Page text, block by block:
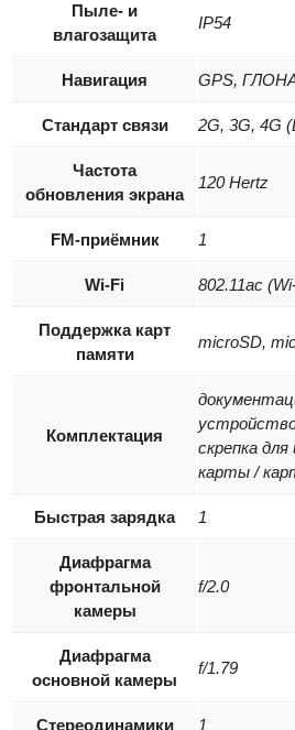
Пыле- и
влагозащита
IP54
Навигация GPS,
Стандарт связи 2G, 3G, 4G
Частота
обновления экрана
120 Hertz
FM-приёмник 1
Wi-Fi 802.11ac
Поддержка карт
памяти
microSD,
Комплектация
скрепка
карты /
Быстрая зарядка 1
Диафрагма
фронтальной
камеры
f/2.0
Диафрагма
основной камеры
f/1.79
Стереодинамики 1